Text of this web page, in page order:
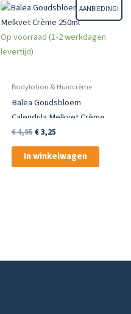
AANBIEDING!
Op voorraad (1-2 werkdagen
levertijd)
Bodylotion & Huidcrème
Balea Goudsbloem
Calendula Melkvet Crème
250ml
€4,95Oorspronkelijke
was:
€ 4,95.
€3,25Huidige
is:
€ 3,25.
In winkelwagen